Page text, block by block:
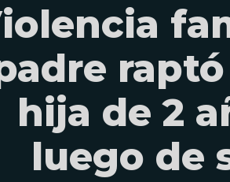
raptó
hija de 2
luego de